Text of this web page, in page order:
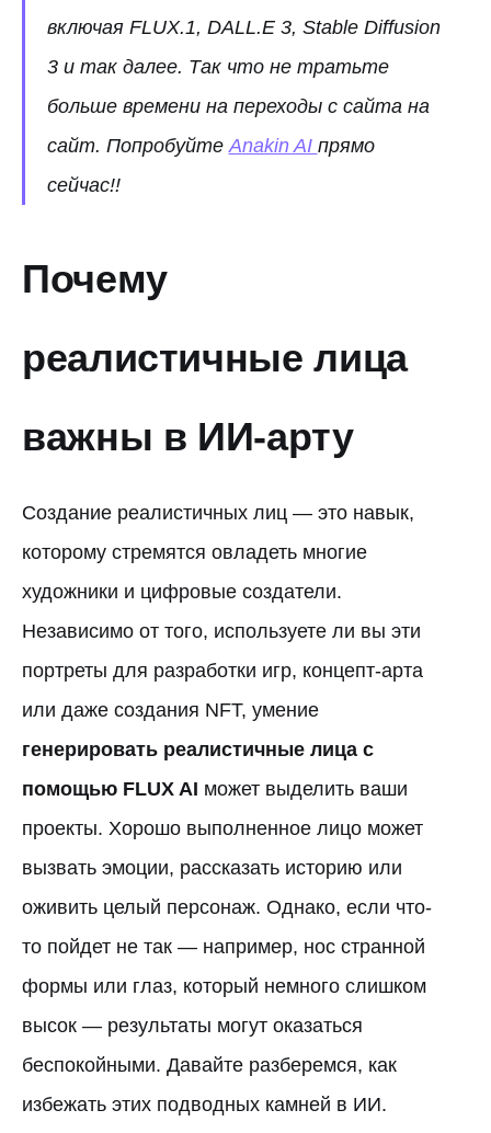
включая FLUX.1, DALL.E 3, Stable Diffusion
3 и так далее. Так что не тратьте
больше времени на переходы с сайта на
сайт. ПопробуйтеAnakin AI прямо
сейчас!!
Почему
реалистичные лица
важны в ИИ-арту
Создание реалистичных лиц — это навык,
которому стремятся овладеть многие
художники и цифровые создатели.
Независимо от того, используете ли вы эти
портреты для разработки игр, концепт-арта
или даже создания NFT, умение
генерировать реалистичные лица с
помощью FLUX AI может выделить ваши
проекты. Хорошо выполненное лицо может
вызвать эмоции, рассказать историю или
оживить целый персонаж. Однако, если что-
то пойдет не так — например, нос странной
формы или глаз, который немного слишком
высок — результаты могут оказаться
беспокойными. Давайте разберемся, как
избежать этих подводных камней в ИИ.